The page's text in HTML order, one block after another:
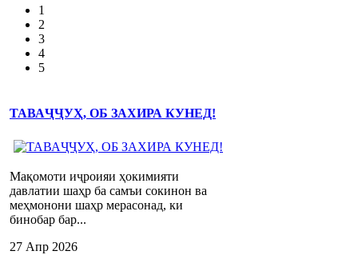
1
2
3
4
5
ТАВАҶҶУҲ, ОБ ЗАХИРА КУНЕД!
Мақомоти иҷроияи ҳокимияти
давлатии шаҳр ба самъи сокинон ва
меҳмонони шаҳр мерасонад, ки
бинобар бар...
27 Апр 2026